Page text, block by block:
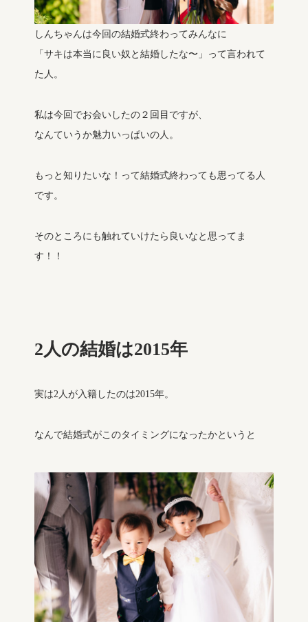
しんちゃんは今回の結婚式終わってみんなに
「サキは本当に良い奴と結婚したな〜」って言われて
た人。
私は今回でお会いしたの２回目ですが、
なんていうか魅力いっぱいの人。
もっと知りたいな！って結婚式終わっても思ってる人
です。
そのところにも触れていけたら良いなと思ってま
す！！
2人の結婚は2015年
実は2人が入籍したのは2015年。
なんで結婚式がこのタイミングになったかというと